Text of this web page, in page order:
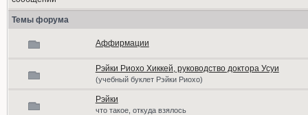
Темы форума
Аффирмации
Рэйки Риохо Хиккей, руководство доктора Усуи
(учебный буклет Рэйки Риохо)
Рэйки
что такое, откуда взялось